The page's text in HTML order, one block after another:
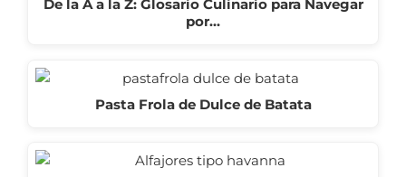
De la A a la Z: Glosario Culinario para Navegar
por…
Pasta Frola de Dulce de Batata